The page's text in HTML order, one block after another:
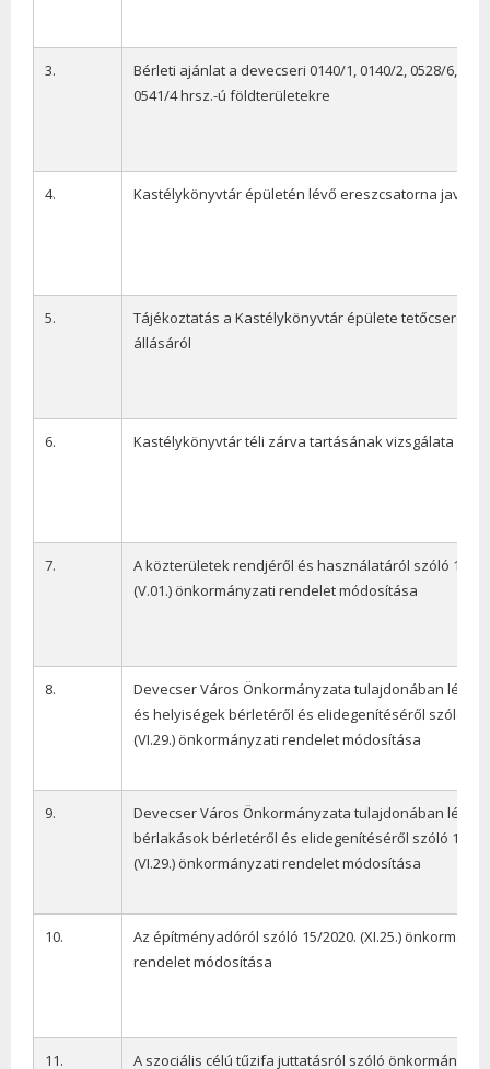
3.
Bérleti ajánlat a devecseri 0140/1, 0140/2, 0528/6,
0541/4 hrsz.-ú földterületekre
4. Kastélykönyvtár épületén lévő ereszcsatorna
5.
Tájékoztatás a Kastélykönyvtár épülete
állásáról
6. Kastélykönyvtár téli zárva tartásának vizsgálata
7.
A közterületek rendjéről és használatáról szóló 16/
(V.01.) önkormányzati rendelet módosítása
8.
Devecser Város Önkormányzata tulajdonában lévő
és helyiségek bérletéről és elidegenítéséről szóló 18/
(VI.29.) önkormányzati rendelet módosítása
9.
Devecser Város Önkormányzata tulajdonában lévő
bérlakások bérletéről és elidegenítéséről szóló 19/
(VI.29.) önkormányzati rendelet módosítása
10.
Az építményadóról szóló 15/2020. (XI.25.)
rendelet módosítása
11.
A szociális célú tűzifa juttatásról szóló önkormányzati